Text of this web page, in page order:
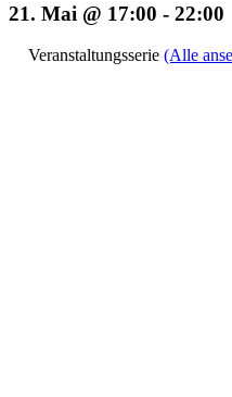
21. Mai @ 17:00 - 22:00
Veranstaltungsserie (Alle